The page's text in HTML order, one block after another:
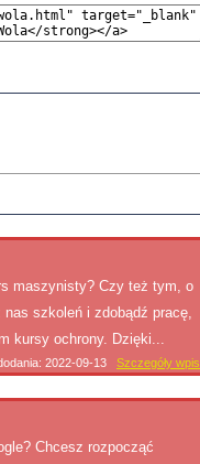
maszynisty? Czy też tym, o
szkoleń i zdobądź pracę,
kursy ochrony. Dzięki...
2022-09-13 Szczegóły
Chcesz rozpocząć